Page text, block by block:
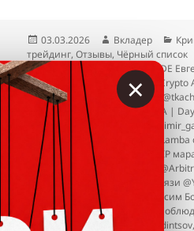
Опубликовано
03.03.2026 Автор
Вкладер
трейдинг,Отзывы, Чёрный список
@vladisllavday
BULLDOG TRADE
@bulldog_adm @arseniy_bull
@martens_close
Crypto Witch
Crypto! Антон @Ant44rik,GALA |
@galactic_education_bot
@Kostya_kogan
Lamba Trade
NeoTrading @Manager_Neo
VIP
@daniel_x100
Арбитраж P2P
@david_visioner, Из Грязи В Князи
Эксперта @TrdGuide_Ilya
Максим
@maxx_borman @nealexey0
Станислав Одинцов @stas_odintsov
×